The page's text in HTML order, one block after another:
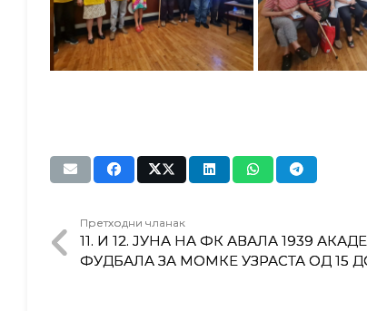
Претходни чланак
11. И 12. ЈУНА НА ФК АВАЛА 1939
ФУДБАЛА ЗА МОМКЕ УЗРАСТА ОД 15